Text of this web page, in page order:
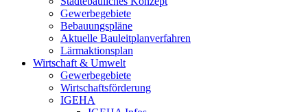
Gewerbegebiete
Bebauungspläne
Aktuelle Bauleitplanverfahren
Lärmaktionsplan
Wirtschaft & Umwelt
Gewerbegebiete
Wirtschaftsförderung
IGEHA